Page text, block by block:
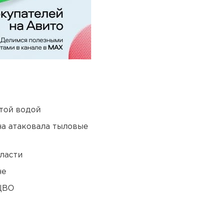
водой
атаковала тыловые